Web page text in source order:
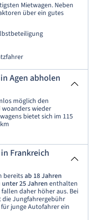
Mietwagen. Neben
über ein gutes
Agen abholen
möglich den
wieder
bietet sich im 115
Frankreich
bereitsab 18 Jahren
unter 25 Jahren enthalten
daher höher aus. Bei
Jungfahrergebühr
junge Autofahrer ein